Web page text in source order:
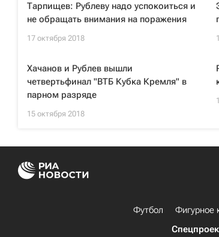
Тарпищев: Рублеву надо успокоиться и
не обращать внимания на поражения
17 октября 2018
Хачанов и Рублев вышли
четвертьфинал "ВТБ Кубка Кремля" в
парном разряде
15 октября 2018
Футбол Фигурное